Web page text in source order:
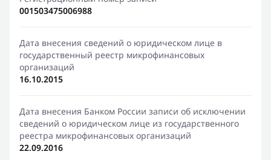
001503475006988
Дата внесения сведений о юридическом лице в
государственный реестр микрофинансовых
организаций
16.10.2015
Дата внесения Банком России записи об исключении
сведений о юридическом лице из государственного
реестра микрофинансовых организаций
22.09.2016